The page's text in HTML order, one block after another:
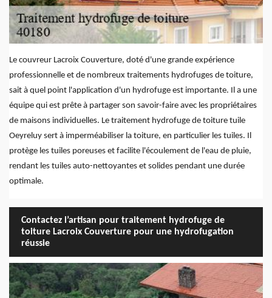
Le couvreur Lacroix Couverture, doté d'une grande expérience
professionnelle et de nombreux traitements hydrofuges de toiture,
sait à quel point l'application d'un hydrofuge est importante. Il a une
équipe qui est prête à partager son savoir-faire avec les propriétaires
de maisons individuelles. Le traitement hydrofuge de toiture tuile
Oeyreluy sert à imperméabiliser la toiture, en particulier les tuiles. Il
protège les tuiles poreuses et facilite l'écoulement de l'eau de pluie,
rendant les tuiles auto-nettoyantes et solides pendant une durée
optimale.
Contactez l’artisan pour traitement hydrofuge de
toiture Lacroix Couverture pour une hydrofugation
réussie